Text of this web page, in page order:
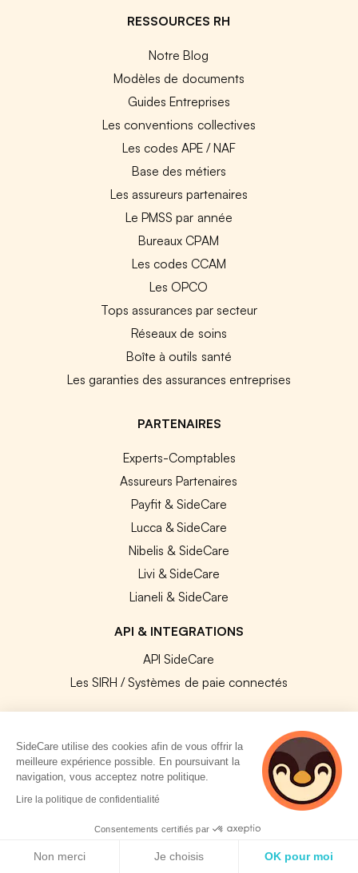
RESSOURCES RH
Notre Blog
Modèles de documents
Guides Entreprises
Les conventions collectives
Les codes APE / NAF
Base des métiers
Les assureurs partenaires
Le PMSS par année
Bureaux CPAM
Les codes CCAM
Les OPCO
Tops assurances par secteur
Réseaux de soins
Boîte à outils santé
Les garanties des assurances entreprises
PARTENAIRES
Experts-Comptables
Assureurs Partenaires
Payfit & SideCare
Lucca & SideCare
Nibelis & SideCare
Livi & SideCare
Lianeli & SideCare
API & INTEGRATIONS
API SideCare
Les SIRH / Systèmes de paie connectés
Se connecter
Centre d'aide
Nous contacter
Notre équipe
Témoignages
SideCare utilise des cookies afin de vous offrir la
meilleure expérience possible. En poursuivant la
navigation, vous acceptez notre politique.
Lire la politique de confidentialité
Consentements certifiés par
Non merci Je choisis OK pour moi
2 personnes
consultent
actuellement cette